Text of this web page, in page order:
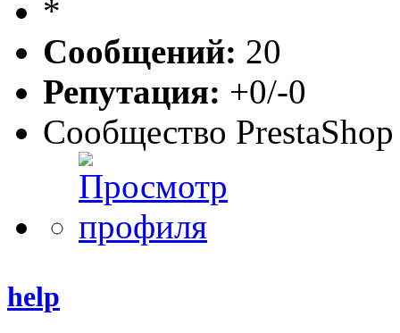
Сообщений: 20
Репутация: +0/-0
Сообщество PrestaShop
help